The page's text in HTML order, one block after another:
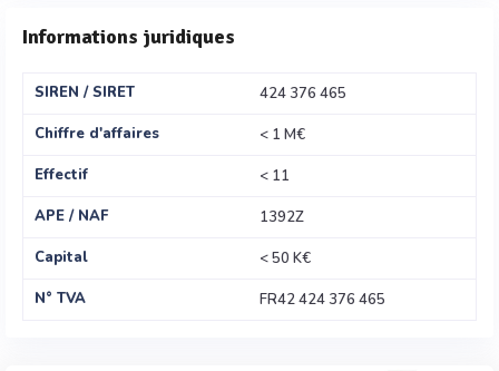
Informations juridiques
SIREN / SIRET
424 376 465
Chiffre d'affaires
< 1 M€
Effectif
< 11
APE / NAF
1392Z
Capital
< 50 K€
N° TVA
FR42 424 376 465